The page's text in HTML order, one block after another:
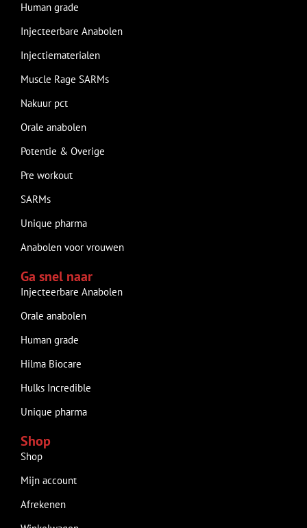
Human grade
Injecteerbare Anabolen
Injectiematerialen
Muscle Rage SARMs
Nakuur pct
Orale anabolen
Potentie & Overige
Pre workout
SARMs
Unique pharma
Anabolen voor vrouwen
Ga snel naar
Injecteerbare Anabolen
Orale anabolen
Human grade
Hilma Biocare
Hulks Incredible
Unique pharma
Shop
Shop
Mijn account
Afrekenen